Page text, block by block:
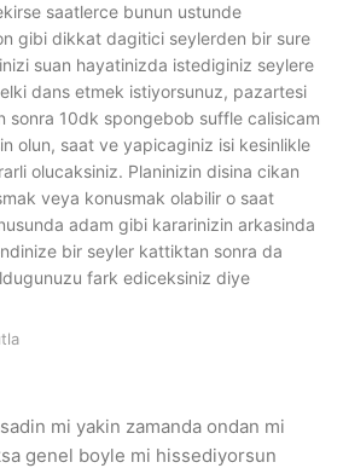
saatlerce bunun ustunde
gibi dikkat dagitici seylerden bir sure
suan hayatinizda istediginiz seylere
dans etmek istiyorsunuz, pazartesi
sonra 10dk spongebob suffle calisicam
olun, saat ve yapicaginiz isi kesinlikle
olucaksiniz. Planinizin disina cikan
veya konusmak olabilir o saat
adam gibi kararinizin arkasinda
bir seyler kattiktan sonra da
fark ediceksiniz diye
mi yakin zamanda ondan mi
genel boyle mi hissediyorsun